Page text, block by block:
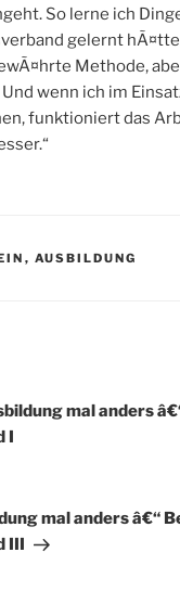
So lerne ich
gelernt
Methode,
wenn ich im
funktioniert das
, AUSBILDUNG
mal anders
I
mal anders â€“
III